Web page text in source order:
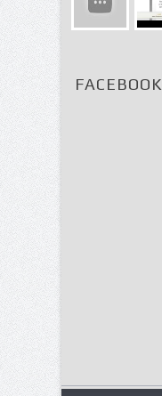
FACEBOOK